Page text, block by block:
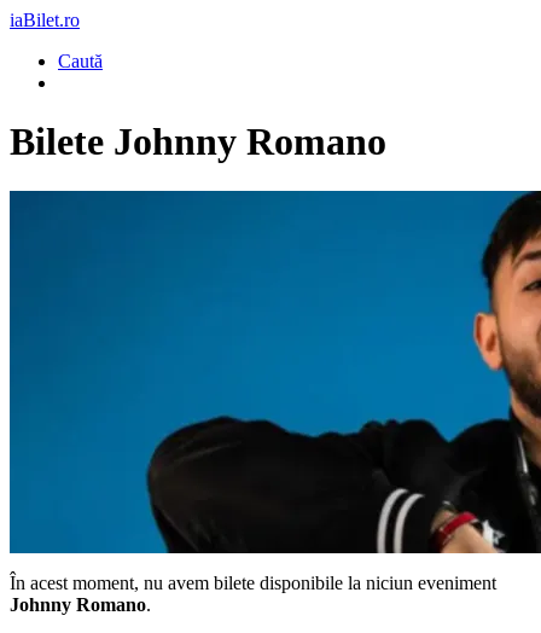
iaBilet.ro
Caută
Bilete Johnny Romano
În acest moment, nu avem bilete disponibile la niciun eveniment
Johnny Romano.